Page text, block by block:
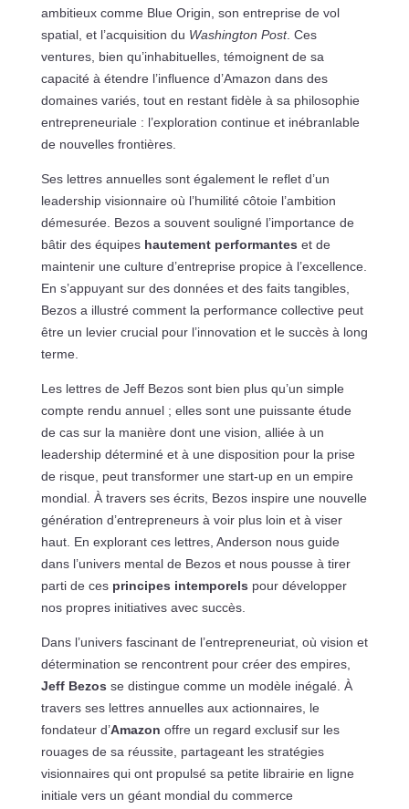
ambitieux comme Blue Origin, son entreprise de vol
spatial, et l’acquisition du Washington Post. Ces
ventures, bien qu’inhabituelles, témoignent de sa
capacité à étendre l’influence d’Amazon dans des
domaines variés, tout en restant fidèle à sa philosophie
entrepreneuriale : l’exploration continue et inébranlable
de nouvelles frontières.
Ses lettres annuelles sont également le reflet d’un
leadership visionnaire où l’humilité côtoie l’ambition
démesurée. Bezos a souvent souligné l’importance de
bâtir des équipes hautement performantes et de
maintenir une culture d’entreprise propice à l’excellence.
En s’appuyant sur des données et des faits tangibles,
Bezos a illustré comment la performance collective peut
être un levier crucial pour l’innovation et le succès à long
terme.
Les lettres de Jeff Bezos sont bien plus qu’un simple
compte rendu annuel ; elles sont une puissante étude
de cas sur la manière dont une vision, alliée à un
leadership déterminé et à une disposition pour la prise
de risque, peut transformer une start-up en un empire
mondial. À travers ses écrits, Bezos inspire une nouvelle
génération d’entrepreneurs à voir plus loin et à viser
haut. En explorant ces lettres, Anderson nous guide
dans l’univers mental de Bezos et nous pousse à tirer
parti de ces principes intemporels pour développer
nos propres initiatives avec succès.
Dans l’univers fascinant de l’entrepreneuriat, où vision et
détermination se rencontrent pour créer des empires,
Jeff Bezos se distingue comme un modèle inégalé. À
travers ses lettres annuelles aux actionnaires, le
fondateur d’Amazon offre un regard exclusif sur les
rouages de sa réussite, partageant les stratégies
visionnaires qui ont propulsé sa petite librairie en ligne
initiale vers un géant mondial du commerce